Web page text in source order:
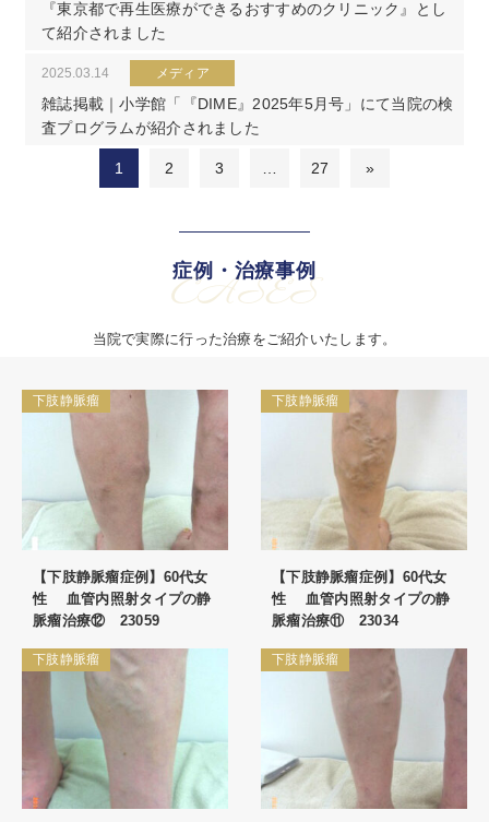
『東京都で再生医療ができるおすすめのクリニック』とし
て紹介されました
2025.03.14 メディア
雑誌掲載｜小学館「『DIME』2025年5月号」にて当院の検
査プログラムが紹介されました
1 2 3 … 27 »
症例・治療事例
CASES
当院で実際に行った治療をご紹介いたします。
下肢静脈瘤
【下肢静脈瘤症例】60代女
性 血管内照射タイプの静
脈瘤治療⑫ 23059
下肢静脈瘤
【下肢静脈瘤症例】60代女
性 血管内照射タイプの静
脈瘤治療⑪ 23034
下肢静脈瘤 下肢静脈瘤